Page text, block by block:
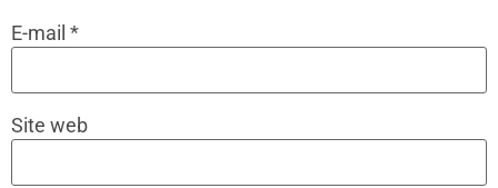
E-mail *
Site web